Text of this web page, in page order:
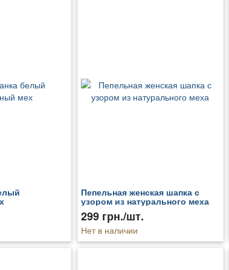
Пепельная женская шапка с
узором из натурального меха
299 грн./шт.
Нет в наличии